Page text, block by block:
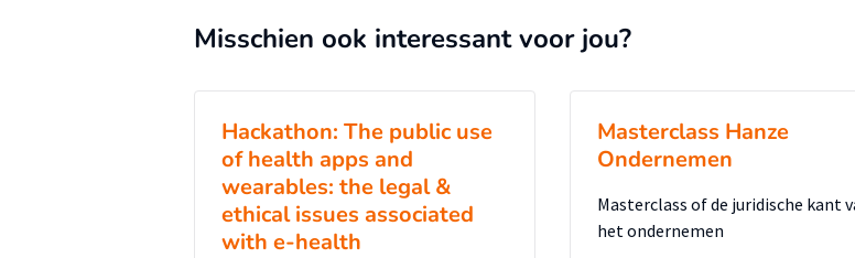
Misschien ook interessant voor jou?
Hackathon: The public use
of health apps and
wearables: the legal &
ethical issues associated
with e-health
Masterclass Hanze
Ondernemen
Masterclass of de juridische kant
het ondernemen